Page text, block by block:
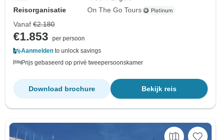
Reisorganisatie
On The Go Tours
Vanaf €2.180
€1.853
per persoon
Aanmelden to unlock savings
Prijs gebaseerd op privé tweepersoonskamer
Bekijk reis
Download brochure